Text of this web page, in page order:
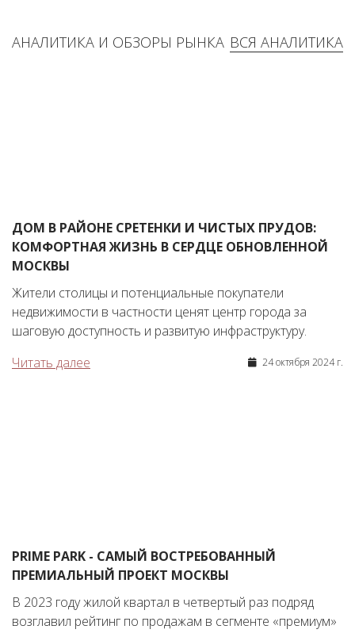
ВСЯ АНАЛИТИКА
АНАЛИТИКА И ОБЗОРЫ РЫНКА
ДОМ В РАЙОНЕ СРЕТЕНКИ И ЧИСТЫХ ПРУДОВ:
КОМФОРТНАЯ ЖИЗНЬ В СЕРДЦЕ ОБНОВЛЕННОЙ
МОСКВЫ
Жители столицы и потенциальные покупатели
недвижимости в частности ценят центр города за
шаговую доступность и развитую инфраструктуру.
Читать далее
24 октября 2024 г.
PRIME PARK - САМЫЙ ВОСТРЕБОВАННЫЙ
ПРЕМИАЛЬНЫЙ ПРОЕКТ МОСКВЫ
В 2023 году жилой квартал в четвертый раз подряд
возглавил рейтинг по продажам в сегменте «премиум»